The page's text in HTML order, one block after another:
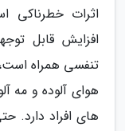
اثرات خطرناکی
افزایش قابل
تنفسی همراه
هوای آلوده و مه
های افراد دارد.